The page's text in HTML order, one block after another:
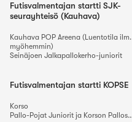
Futisvalmentajan startti SJK-
seurayhteisö (Kauhava)
Kauhava POP Areena (Luentotila ilm.
myöhemmin)
Seinäjoen Jalkapallokerho-juniorit
Futisvalmentajan startti KOPSE
Korso
Pallo-Pojat Juniorit ja Korson Palloseura